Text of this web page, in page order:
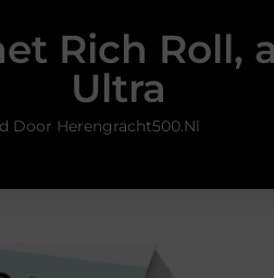
Rich Roll,
Ultra
Door Herengracht500.nl